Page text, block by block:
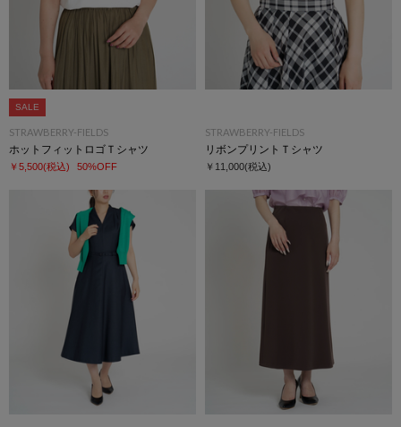
SALE
STRAWBERRY-FIELDS
ホットフィットロゴＴシャツ
￥5,500(税込) 50%OFF
STRAWBERRY-FIELDS
リボンプリントＴシャツ
￥11,000(税込)